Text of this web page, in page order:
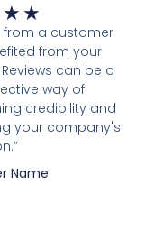
★ ★
5
van
5
from a customer
from your
can be a
way of
credibility and
your company's
Name